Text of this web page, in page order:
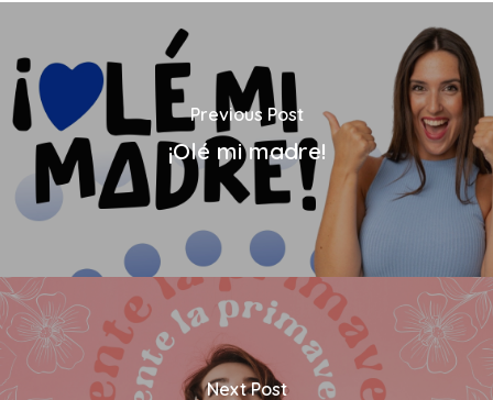
Previous Post
¡Olé mi madre!
Next Post